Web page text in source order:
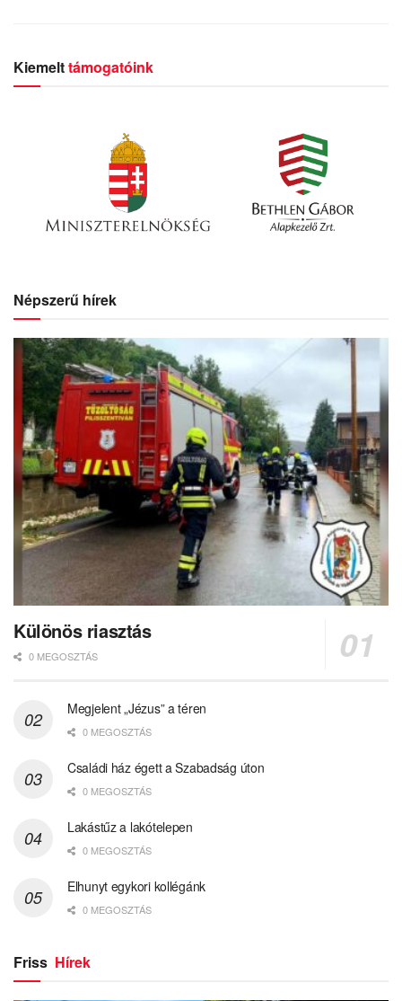
Kiemelttámogatóink
Népszerű hírek
Különös riasztás
0 MEGOSZTÁS
Megjelent „Jézus” a téren
0 MEGOSZTÁS
Családi ház égett a Szabadság úton
0 MEGOSZTÁS
Lakástűz a lakótelepen
0 MEGOSZTÁS
Elhunyt egykori kollégánk
0 MEGOSZTÁS
Friss Hírek